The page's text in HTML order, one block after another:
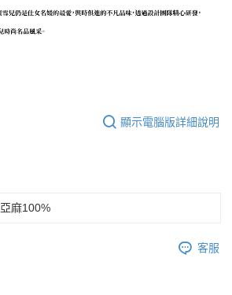
顯示電腦版詳細說明
亞麻100%
客服